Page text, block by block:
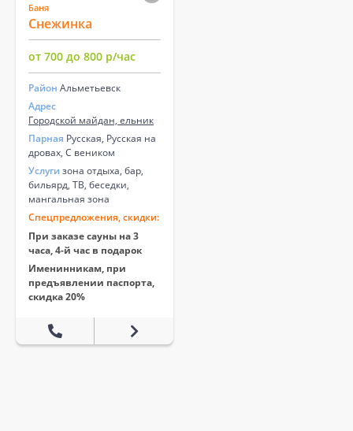
Баня
Снежинка
от 700 до 800 р/час
Район Альметьевск
Адрес
Городской майдан, ельник
Парная Русская, Русская на
дровах, С веником
Услуги зона отдыха, бар,
бильярд, ТВ, беседки,
мангальная зона
Спецпредложения, скидки:
При заказе сауны на 3
часа, 4-й час в подарок
Именинникам, при
предъявлении паспорта,
скидка 20%